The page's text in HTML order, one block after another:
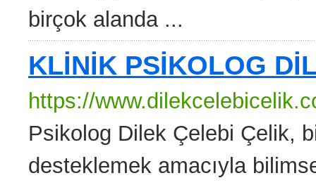
birçok alanda ...
KLİNİK PSİKOLOG
https://
Psikolog Dilek Çelebi Çelik,
desteklemek amacıyla